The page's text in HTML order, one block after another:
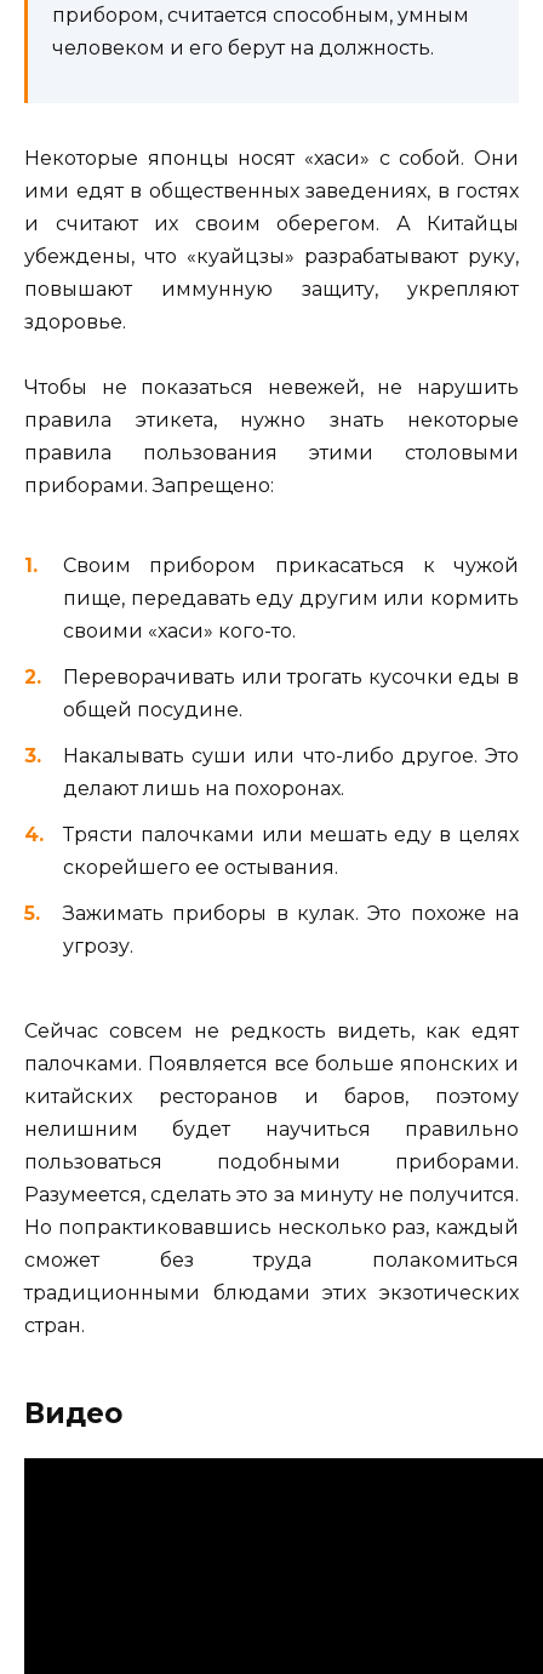
прибором, считается способным, умным
человеком и его берут на должность.
Некоторые японцы носят «хаси» с собой. Они
ими едят в общественных заведениях, в гостях
и считают их своим оберегом. А Китайцы
убеждены, что «куайцзы» разрабатывают руку,
повышают иммунную защиту, укрепляют
здоровье.
Чтобы не показаться невежей, не нарушить
правила этикета, нужно знать некоторые
правила пользования этими столовыми
приборами. Запрещено:
Своим прибором прикасаться к чужой
пище, передавать еду другим или кормить
своими «хаси» кого-то.
Переворачивать или трогать кусочки еды в
общей посудине.
Накалывать суши или что-либо другое. Это
делают лишь на похоронах.
Трясти палочками или мешать еду в целях
скорейшего ее остывания.
Зажимать приборы в кулак. Это похоже на
угрозу.
Сейчас совсем не редкость видеть, как едят
палочками. Появляется все больше японских и
китайских ресторанов и баров, поэтому
нелишним будет научиться правильно
пользоваться подобными приборами.
Разумеется, сделать это за минуту не получится.
Но попрактиковавшись несколько раз, каждый
сможет без труда полакомиться
традиционными блюдами этих экзотических
стран.
Видео